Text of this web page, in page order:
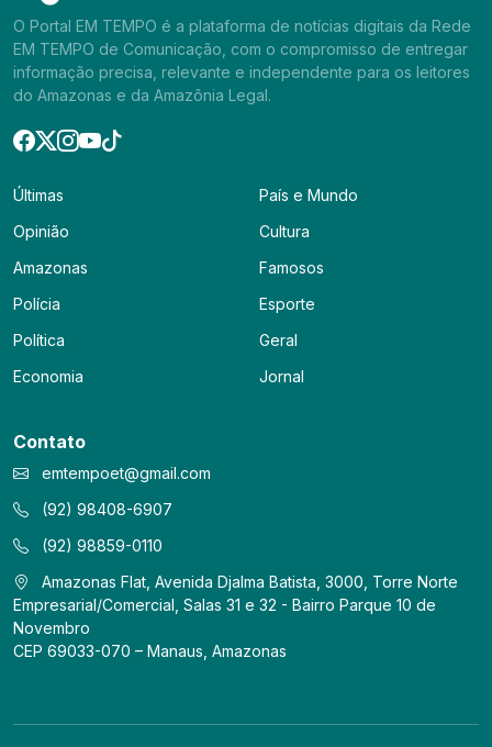
O Portal EM TEMPO é a plataforma de notícias digitais da Rede
EM TEMPO de Comunicação, com o compromisso de entregar
informação precisa, relevante e independente para os leitores
do Amazonas e da Amazônia Legal.
Últimas
Opinião
Amazonas
Polícia
Política
Economia
País e Mundo
Cultura
Famosos
Esporte
Geral
Jornal
Contato
emtempoet@gmail.com
(92) 98408-6907
(92) 98859-0110
Amazonas Flat, Avenida Djalma Batista, 3000, Torre Norte
Empresarial/Comercial, Salas 31 e 32 - Bairro Parque 10 de
Novembro
CEP 69033-070 – Manaus, Amazonas